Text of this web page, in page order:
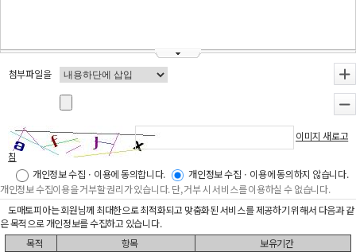
첨부파일을
이미지 새로고
침
개인정보 수집ㆍ이용에 동의합니다.
개인정보 수집ㆍ이용에 동의하지 않습니다.
개인정보 수집이용을 거부할 권리가 있습니다. 단, 거부 시 서비스를 이용하실 수 없습니다.
도매토피아는 회원님께 최대한으로 최적화되고 맞춤화된 서비스를 제공하기 위해서 다음과 같
은 목적으로 개인정보를 수집하고 있습니다.
목적
항목
보유기간